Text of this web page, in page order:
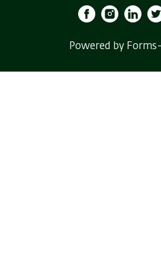
Powered by